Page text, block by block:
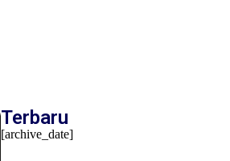
Terbaru
[archive_date]